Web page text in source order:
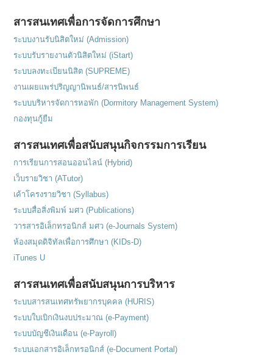
สารสนเทศเพื่อการจัดการศึกษา
ระบบงานรับนิสิตใหม่ (Admission)
ระบบรับรายงานตัวนิสิตใหม่ (iStart)
ระบบลงทะเบียนนิสิต (SUPREME)
งานเผยแพร่ปริญญานิพนธ์/สารนิพนธ์
ระบบบริหารจัดการหอพัก (Dormitory Management System)
กองทุนกู้ยืม
สารสนเทศเพื่อสนับสนุนกิจกรรมการเรียน
การเรียนการสอนออนไลน์ (Hybrid)
เว็บรายวิชา (ATutor)
เค้าโครงรายวิชา (Syllabus)
ระบบสื่อสิ่งพิมพ์ มศว (Publications)
วารสารอิเล็กทรอนิกส์ มศว (e-Journals System)
ห้องสมุดดิจิทัลเพื่อการศึกษา (KIDs-D)
iTunes U
สารสนเทศเพื่อสนับสนุนการบริหาร
ระบบสารสนเทศทรัพยากรบุคคล (HURIS)
ระบบใบเบิกเงินงบประมาณ (e-Payment)
ระบบบัญชีเงินเดือน (e-Payroll)
ระบบเอกสารอิเล็กทรอนิกส์ (e-Document Portal)